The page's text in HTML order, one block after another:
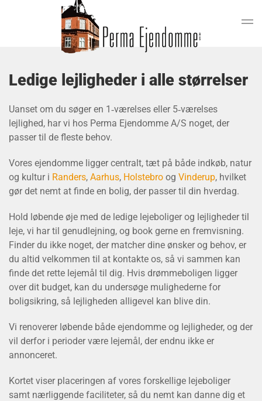
Gå til hovedindhold
Ledige lejligheder i alle størrelser
Uanset om du søger en 1‑værelses eller 5‑værelses
lejlighed, har vi hos Perma Ejendomme A/S noget, der
passer til de fleste behov.
Vores ejendomme ligger centralt, tæt på både indkøb, natur
og kultur i Randers, Aarhus, Holstebro og Vinderup, hvilket
gør det nemt at finde en bolig, der passer til din hverdag.
Hold løbende øje med de ledige lejeboliger og lejligheder til
leje, vi har til genudlejning, og book gerne en fremvisning.
Finder du ikke noget, der matcher dine ønsker og behov, er
du altid velkommen til at kontakte os, så vi sammen kan
finde det rette lejemål til dig. Hvis drømmeboligen ligger
over dit budget, kan du undersøge mulighederne for
boligsikring, så lejligheden alligevel kan blive din.
Vi renoverer løbende både ejendomme og lejligheder, og der
vil derfor i perioder være lejemål, der endnu ikke er
annonceret.
Kortet viser placeringen af vores forskellige lejeboliger
samt nærliggende faciliteter, så du nemt kan danne dig et